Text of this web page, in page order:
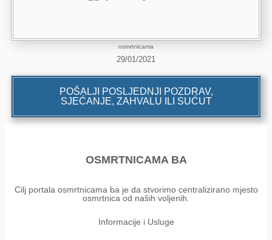
osmrtnicama
29/01/2021
POŠALJI POSLJEDNJI POZDRAV,
SJEĆANJE, ZAHVALU ILI SUĆUT
OSMRTNICAMA BA
Cilj portala osmrtnicama ba je da stvorimo centralizirano mjesto
osmrtnica od naših voljenih.
Informacije i Usluge